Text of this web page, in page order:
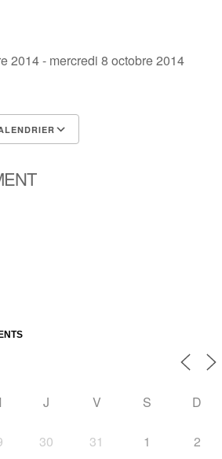
2014 - mercredi 8 octobre 2014
J V S D
30 31 1 2